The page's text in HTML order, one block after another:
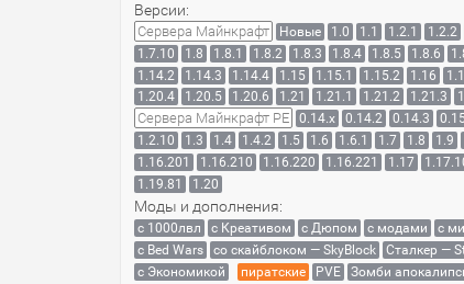
Версии:
Сервера Майнкрафт Новые 1.0 1.1 1.2.1 1.2.2
1.7.10
1.8 1.8.1 1.8.2 1.8.3 1.8.4 1.8.5 1.8.6
1.14.2
1.14.3 1.14.4 1.15 1.15.1 1.15.2 1.16
1.20.4
1.20.5 1.20.6 1.21 1.21.1 1.21.2 1.21.3
Сервера Майнкрафт PE 0.14.x 0.14.2 0.14.3
1.2.10
1.3 1.4 1.4.2 1.5 1.6 1.6.1 1.7 1.8 1.9
1.16.201
1.16.210 1.16.220 1.16.221 1.17
1.19.81
1.20
Моды и дополнения:
с 1000лвл c Креативом с Дюпом с модами с
с Bed Wars
со скайблоком — SkyBlock Сталкер —
с Экономикой
пиратские PVE Зомби